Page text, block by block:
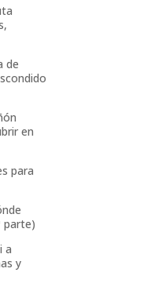
de
en
para
parte)
a
y